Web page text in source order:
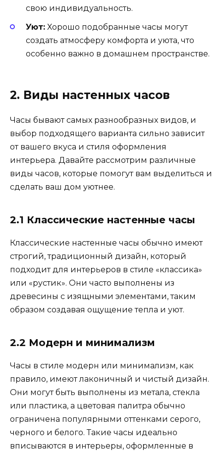
свою индивидуальность.
Уют: Хорошо подобранные часы могут
создать атмосферу комфорта и уюта, что
особенно важно в домашнем пространстве.
2. Виды настенных часов
Часы бывают самых разнообразных видов, и
выбор подходящего варианта сильно зависит
от вашего вкуса и стиля оформления
интерьера. Давайте рассмотрим различные
виды часов, которые помогут вам выделиться и
сделать ваш дом уютнее.
2.1 Классические настенные часы
Классические настенные часы обычно имеют
строгий, традиционный дизайн, который
подходит для интерьеров в стиле «классика»
или «рустик». Они часто выполнены из
древесины с изящными элементами, таким
образом создавая ощущение тепла и уют.
2.2 Модерн и минимализм
Часы в стиле модерн или минимализм, как
правило, имеют лаконичный и чистый дизайн.
Они могут быть выполнены из метала, стекла
или пластика, а цветовая палитра обычно
ограничена популярными оттенками серого,
черного и белого. Такие часы идеально
вписываются в интерьеры, оформленные в